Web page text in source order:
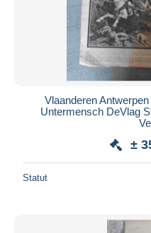
Vlaanderen
Untermensch DeVlag
±
Statut